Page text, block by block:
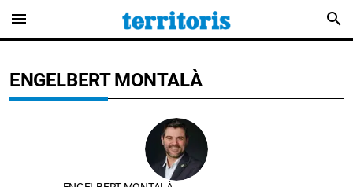
menu search
ENGELBERT MONTALÀ